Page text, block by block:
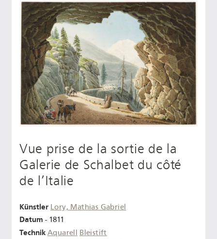
Vue prise de la sortie de la
Galerie de Schalbet du côté
de l’Italie
Künstler Lory, Mathias Gabriel
Datum - 1811
Technik Aquarell Bleistift